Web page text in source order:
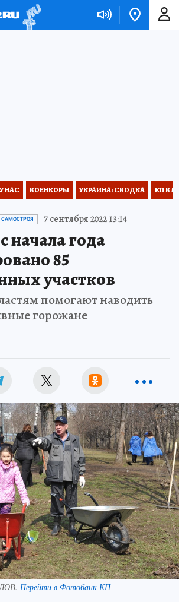
НАС ВОЕНКОРЫ УКРАИНА: СВОДКА КП В
7 сентября 2022 13:14
начала года
85
участков
помогают наводить
горожане
Перейти в Фотобанк КП